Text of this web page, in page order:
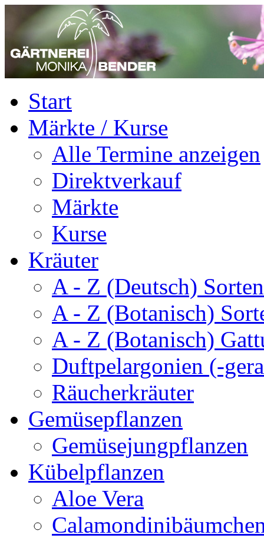
Start
Märkte / Kurse
Alle Termine anzeigen
Direktverkauf
Märkte
Kurse
Kräuter
A - Z (Deutsch)
A - Z (Botanisch)
A - Z (Botanisch)
Duftpelargonien (-
Räucherkräuter
Gemüsepflanzen
Gemüsejungpflanzen
Kübelpflanzen
Aloe Vera